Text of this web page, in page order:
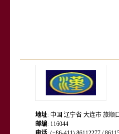
地址: 中国 辽宁省 大连市 旅顺
邮编: 116044